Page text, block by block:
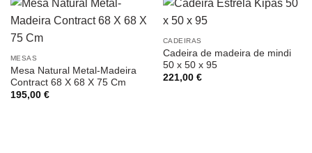
MESAS
Mesa Natural Metal-Madeira
Contract 68 X 68 X 75 Cm
195,00 €
CADEIRAS
Cadeira de madeira de mindi
50 x 50 x 95
221,00 €